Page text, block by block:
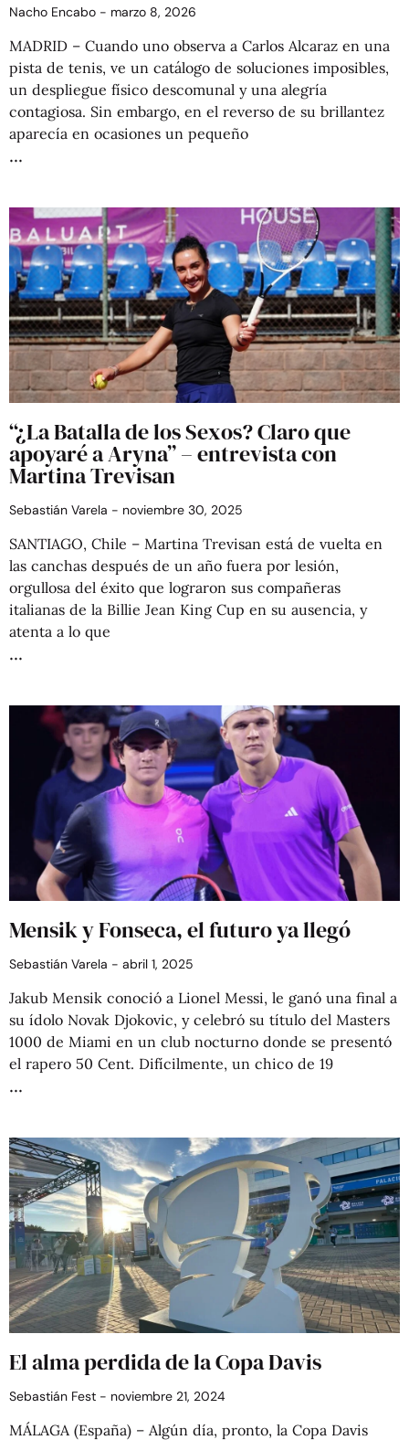
Nacho Encabo marzo 8, 2026
MADRID – Cuando uno observa a Carlos Alcaraz en una
pista de tenis, ve un catálogo de soluciones imposibles,
un despliegue físico descomunal y una alegría
contagiosa. Sin embargo, en el reverso de su brillantez
aparecía en ocasiones un pequeño
“¿La Batalla de los Sexos? Claro que
apoyaré a Aryna” – entrevista con
Martina Trevisan
Sebastián Varela noviembre 30, 2025
SANTIAGO, Chile – Martina Trevisan está de vuelta en
las canchas después de un año fuera por lesión,
orgullosa del éxito que lograron sus compañeras
italianas de la Billie Jean King Cup en su ausencia, y
atenta a lo que
Mensik y Fonseca, el futuro ya llegó
Sebastián Varela abril 1, 2025
Jakub Mensik conoció a Lionel Messi, le ganó una final a
su ídolo Novak Djokovic, y celebró su título del Masters
1000 de Miami en un club nocturno donde se presentó
el rapero 50 Cent. Difícilmente, un chico de 19
El alma perdida de la Copa Davis
Sebastián Fest noviembre 21, 2024
MÁLAGA (España) – Algún día, pronto, la Copa Davis